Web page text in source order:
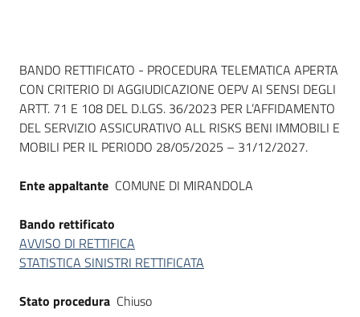
Piattaforme
telematiche
English
Dati del bando
BANDO RETTIFICATO - PROCEDURA TELEMATICA APERTA
CON CRITERIO DI AGGIUDICAZIONE OEPV AI SENSI DEGLI
ARTT. 71 E 108 DEL D.LGS. 36/2023 PER L’AFFIDAMENTO
DEL SERVIZIO ASSICURATIVO ALL RISKS BENI IMMOBILI E
MOBILI PER IL PERIODO 28/05/2025 – 31/12/2027.
Ente appaltante COMUNE DI MIRANDOLA
Bando rettificato
AVVISO DI RETTIFICA
STATISTICA SINISTRI RETTIFICATA
Stato procedura Chiuso